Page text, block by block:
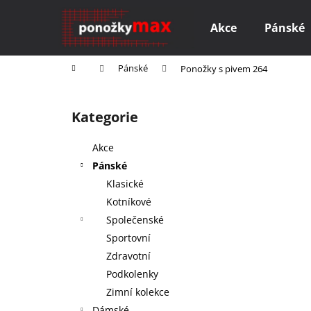
Akce Pánské
Domů Pánské Ponožky s pivem 264
Přeskočit
kategorie
Kategorie
Akce
Pánské
Klasické
Kotníkové
Společenské
Sportovní
Zdravotní
Podkolenky
Zimní kolekce
í
Zpět
do
Zpět
do
M AKTIVE FOR ALL